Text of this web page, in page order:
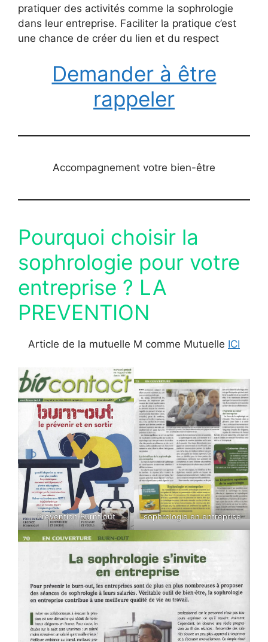
pratiquer des activités comme la sophrologie
dans leur entreprise. Faciliter la pratique c’est
une chance de créer du lien et du respect
Demander à être
rappeler
Accompagnement votre bien-être
Pourquoi choisir la
sophrologie pour votre
entreprise ? LA
PREVENTION
Article de la mutuelle M comme Mutuelle ICI
Prevention Burnt out sophrologie en entreprise